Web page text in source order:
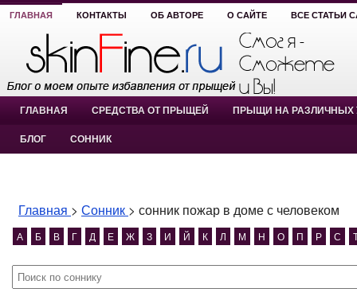
ГЛАВНАЯ КОНТАКТЫ ОБ АВТОРЕ О САЙТЕ ВСЕ СТАТЬИ
ГЛАВНАЯ СРЕДСТВА ОТ ПРЫЩЕЙ ПРЫЩИ НА РАЗЛИЧНЫХ
БЛОГ СОННИК
Главная > Сонник > сонник пожар в доме с человеком
А Б В Г Д Е Ж З И Й К Л М Н О П Р С